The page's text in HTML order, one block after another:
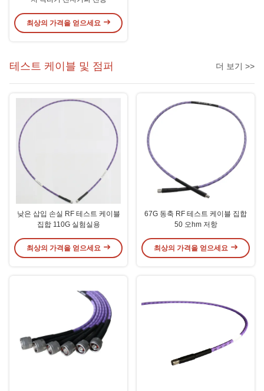
최상의 가격을 얻으세요
테스트 케이블 및 점퍼 더 보기 >>
낮은 삽입 손실 RF 테스트 케이블
집합 110G 실험실용
최상의 가격을 얻으세요
67G 동축 RF 테스트 케이블 집합
50 오hm 저항
최상의 가격을 얻으세요